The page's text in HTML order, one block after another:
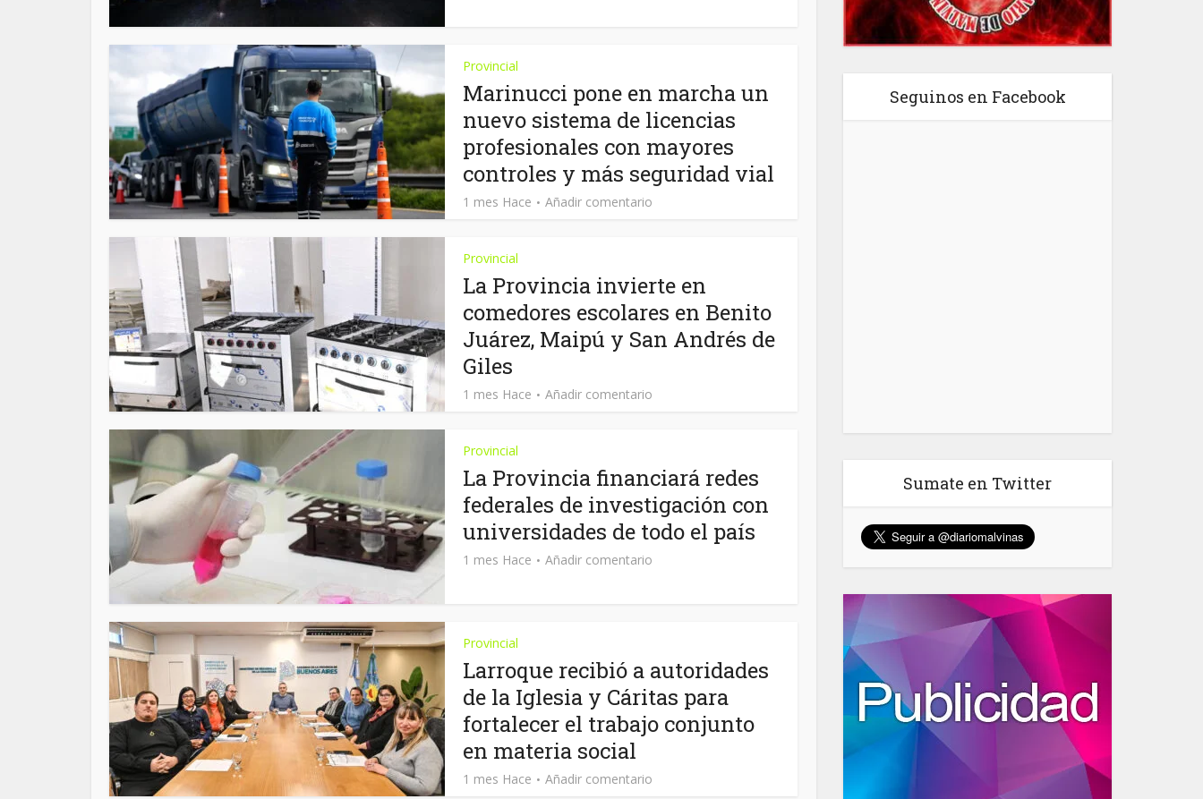
Provincial
Marinucci pone en marcha un
nuevo sistema de licencias
profesionales con mayores
controles y más seguridad vial
1 mes Hace Añadir comentario
Provincial
La Provincia invierte en
comedores escolares en Benito
Juárez, Maipú y San Andrés de
Giles
1 mes Hace Añadir comentario
Provincial
La Provincia financiará redes
federales de investigación con
universidades de todo el país
1 mes Hace Añadir comentario
Provincial
Larroque recibió a autoridades
de la Iglesia y Cáritas para
fortalecer el trabajo conjunto
en materia social
1 mes Hace Añadir comentario
Seguinos en Facebook
Sumate en Twitter